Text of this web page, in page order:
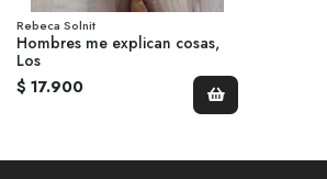
Rebeca Solnit
Hombres me explican cosas,
Los
$ 17.900